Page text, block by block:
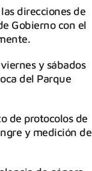
direcciones de
Gobierno con el
y sábados
del Parque
de protocolos de
y medición de